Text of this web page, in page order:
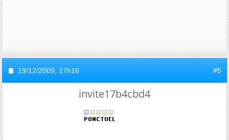
19/12/2009, 17h16 #5
invite17b4cbd4